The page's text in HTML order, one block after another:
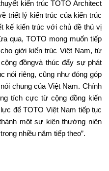
kiến trúc TOTO Architect
triết lý kiến trúc của kiến trúc
kế kiến trúc với chủ đề thú vị
qua, TOTO mong muốn tiếp
giới kiến trúc Việt Nam, từ
đồngvà thúc đẩy sự phát
nói riêng, cũng như đóng góp
chung của Việt Nam. Chính
tích cực từ cộng đồng kiến
để TOTO Việt Nam tiếp tục
một sự kiện thường niên
nhiều năm tiếp theo”.